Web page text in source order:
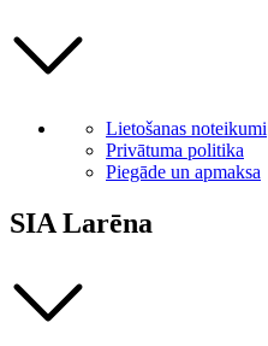
Lietošanas noteikumi
Privātuma politika
Piegāde un apmaksa
SIA Larēna